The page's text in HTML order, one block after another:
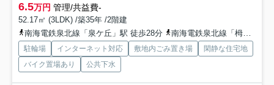
6.5万円 管理/共益費-
52.17㎡ (3LDK) /築35年 /2階建
南海電鉄泉北線「泉ケ丘」駅 徒歩28分
南海電鉄泉北線「栂・美木多」駅 徒歩50分
駐輪場 インターネット対応 敷地内ごみ置き場
閑静な住宅地
バイク置場あり
公共下水